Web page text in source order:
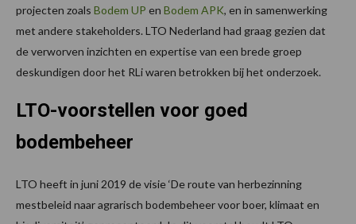
projecten zoals Bodem UP en Bodem APK, en in samenwerking
met andere stakeholders. LTO Nederland had graag gezien dat
de verworven inzichten en expertise van een brede groep
deskundigen door het RLi waren betrokken bij het onderzoek.
LTO-voorstellen voor goed
bodembeheer
LTO heeft in juni 2019 de visie ‘De route van herbezinning
mestbeleid naar agrarisch bodembeheer voor boer, klimaat en